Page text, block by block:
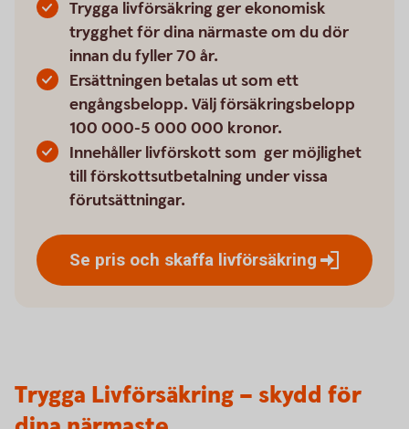
Trygga livförsäkring ger ekonomisk
trygghet för dina närmaste om du dör
innan du fyller 70 år.
Ersättningen betalas ut som ett
engångsbelopp. Välj försäkringsbelopp
100 000-5 000 000 kronor.
Innehåller livförskott som ger möjlighet
till förskottsutbetalning under vissa
förutsättningar.
Se pris och skaffa livförsäkring
Trygga Livförsäkring – skydd för